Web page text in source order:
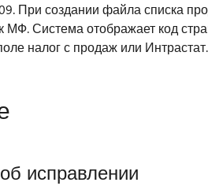
При создании файла списка
МФ. Система отображает код
налог с продаж или Интрастат.
исправлении